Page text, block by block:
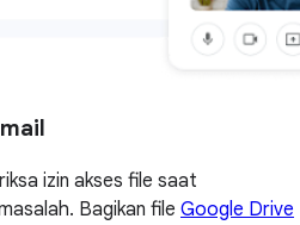
izin akses file saat
Bagikan file Google Drive